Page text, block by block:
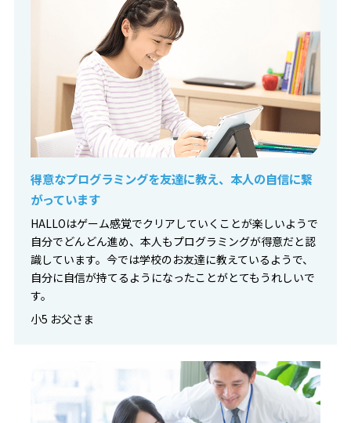
得意なプログラミングを友達に教え、本人の自信に繋
がっています
HALLOはゲーム感覚でクリアしていくことが楽しいようで
自分でどんどん進め、本人もプログラミングが得意だと認
識しています。今では学校のお友達に教えているようで、
自分に自信が持てるようになったことがとてもうれしいで
す。
小5 お父さま